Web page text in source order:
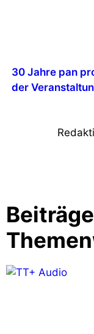
30 Jahre pan
der